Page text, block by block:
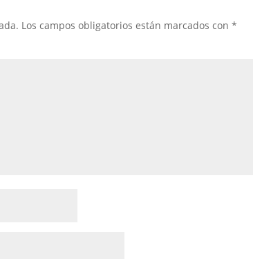
Los campos obligatorios están marcados con*